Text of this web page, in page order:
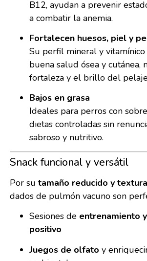
B12, ayudan a prevenir
a combatir la anemia.
Fortalecen huesos, piel y
Su perfil mineral y vitamínico
buena salud ósea y cutánea,
fortaleza y el brillo del
Bajos en grasa
Ideales para perros con
dietas controladas sin
sabroso y nutritivo.
Snack funcional y versátil
Por su tamaño reducido y
dados de pulmón vacuno son
Sesiones de entrenamiento
positivo
Juegos de olfato y